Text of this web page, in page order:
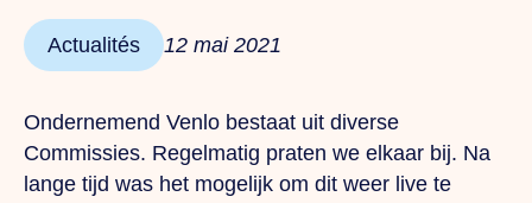
Actualités 12 mai 2021
Ondernemend Venlo bestaat uit diverse
Commissies. Regelmatig praten we elkaar bij. Na
lange tijd was het mogelijk om dit weer live te